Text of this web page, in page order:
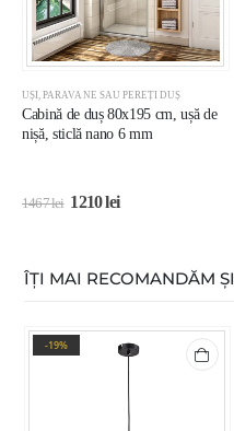
UȘI, PARAVANE SAU PEREȚI DUȘ
Cabină de duș 80x195 cm, ușă de
nișă, sticlă nano 6 mm
1467lei 1210lei
ÎȚI MAI RECOMANDĂM ȘI
-19%